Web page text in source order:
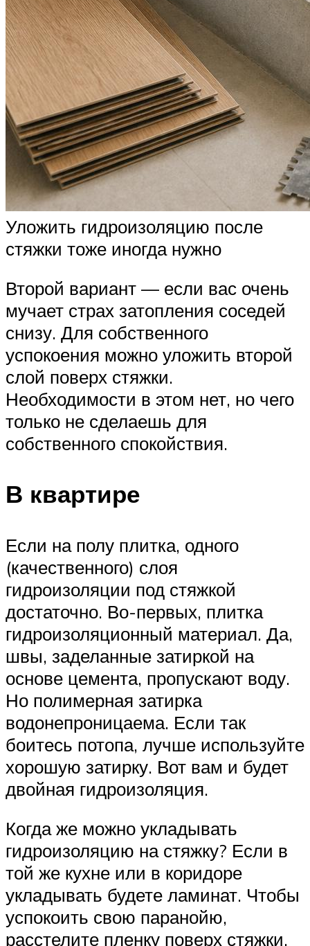
Уложить гидроизоляцию после
стяжки тоже иногда нужно
Второй вариант — если вас очень
мучает страх затопления соседей
снизу. Для собственного
успокоения можно уложить второй
слой поверх стяжки.
Необходимости в этом нет, но чего
только не сделаешь для
собственного спокойствия.
В квартире
Если на полу плитка, одного
(качественного) слоя
гидроизоляции под стяжкой
достаточно. Во-первых, плитка
гидроизоляционный материал. Да,
швы, заделанные затиркой на
основе цемента, пропускают воду.
Но полимерная затирка
водонепроницаема. Если так
боитесь потопа, лучше используйте
хорошую затирку. Вот вам и будет
двойная гидроизоляция.
Когда же можно укладывать
гидроизоляцию на стяжку? Если в
той же кухне или в коридоре
укладывать будете ламинат. Чтобы
успокоить свою паранойю,
расстелите пленку поверх стяжки,